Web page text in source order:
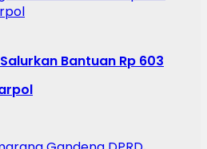
Bantuan Rp 603